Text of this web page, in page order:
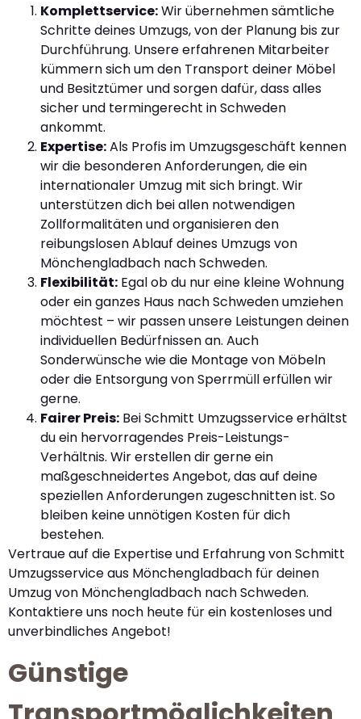
Komplettservice:Wir übernehmen sämtliche
Schritte deines Umzugs, von der Planung bis zur
Durchführung. Unsere erfahrenen Mitarbeiter
kümmern sich um den Transport deiner Möbel
und Besitztümer und sorgen dafür, dass alles
sicher und termingerecht in Schweden
ankommt.
Expertise:Als Profis im Umzugsgeschäft kennen
wir die besonderen Anforderungen, die ein
internationaler Umzug mit sich bringt. Wir
unterstützen dich bei allen notwendigen
Zollformalitäten und organisieren den
reibungslosen Ablauf deines Umzugs von
Mönchengladbach nach Schweden.
Flexibilität: Egal ob du nur eine kleine Wohnung
oder ein ganzes Haus nach Schweden umziehen
möchtest – wir passen unsere Leistungen deinen
individuellen Bedürfnissen an. Auch
Sonderwünsche wie die Montage von Möbeln
oder die Entsorgung von Sperrmüll erfüllen wir
gerne.
Fairer Preis: Bei Schmitt Umzugsservice erhältst
du ein hervorragendes Preis-Leistungs-
Verhältnis. Wir erstellen dir gerne ein
maßgeschneidertes Angebot, das auf deine
speziellen Anforderungen zugeschnitten ist. So
bleiben keine unnötigen Kosten für dich
bestehen.
Vertraue auf die Expertise und Erfahrung von Schmitt
Umzugsservice aus Mönchengladbach für deinen
Umzug von Mönchengladbach nach Schweden.
Kontaktiere uns noch heute für ein kostenloses und
unverbindliches Angebot!
Günstige